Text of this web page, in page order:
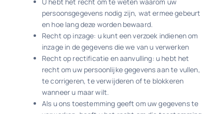
persoonsgegevens nodig zijn, wat ermee gebeurt
en hoe lang deze worden bewaard.
Recht op inzage: u kunt een verzoek indienen om
inzage in de gegevens die we van u verwerken
Recht op rectificatie en aanvulling: u hebt het
recht om uw persoonlijke gegevens aan te vullen,
te corrigeren, te verwijderen of te blokkeren
wanneer u maar wilt.
Als u ons toestemming geeft om uw gegevens te